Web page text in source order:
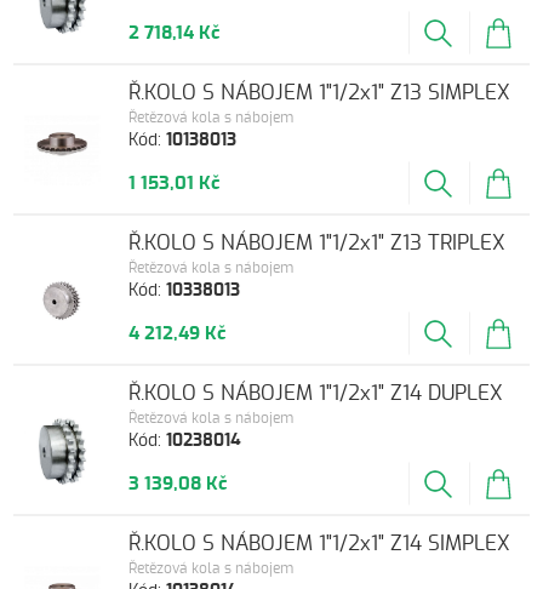
2 718,14 Kč
Kód:10138013
Řetězová kola s nábojem
Ř.KOLO S NÁBOJEM 1"1/2x1" Z13 SIMPLEX
1 153,01 Kč
Kód:10338013
Řetězová kola s nábojem
Ř.KOLO S NÁBOJEM 1"1/2x1" Z13 TRIPLEX
4 212,49 Kč
Kód:10238014
Řetězová kola s nábojem
Ř.KOLO S NÁBOJEM 1"1/2x1" Z14 DUPLEX
3 139,08 Kč
Řetězová kola s nábojem
Ř.KOLO S NÁBOJEM 1"1/2x1" Z14 SIMPLEX